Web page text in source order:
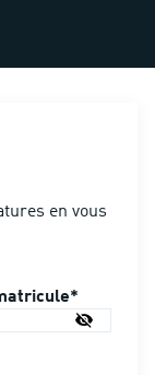
en vous